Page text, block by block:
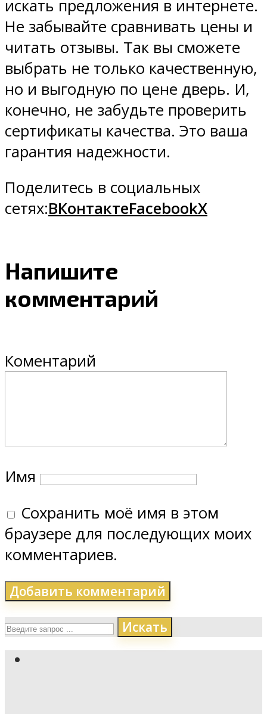
искать предложения в интернете.
Не забывайте сравнивать цены и
читать отзывы. Так вы сможете
выбрать не только качественную,
но и выгодную по цене дверь. И,
конечно, не забудьте проверить
сертификаты качества. Это ваша
гарантия надежности.
Поделитесь в социальных
сетях:ВКонтактеFacebookX
Напишите
комментарий
Коментарий
Имя
Сохранить моё имя в этом
браузере для последующих моих
комментариев.
Искать